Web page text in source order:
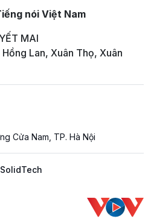
nói Việt Nam
MAI
Lan, Xuân Thọ, Xuân
Cửa Nam, TP. Hà Nội